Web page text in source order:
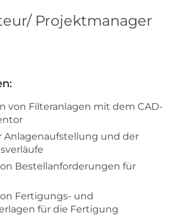
Projektmanager
von Filteranlagen mit dem CAD-
Anlagenaufstellung und der
Bestellanforderungen für
Fertigungs- und
für die Fertigung